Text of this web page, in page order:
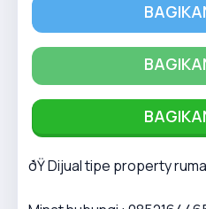
ðŸ Dijual tipe property